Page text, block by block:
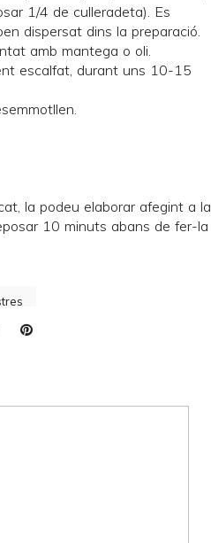
1/4 de culleradeta). Es
dispersat dins la preparació.
amb mantega o oli.
escalfat, durant uns 10-15
la podeu elaborar afegint a la
10 minuts abans de fer-la